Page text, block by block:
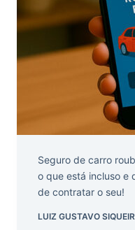
Seguro de carro
o que está incluso e
de contratar o seu!
LUIZ GUSTAVO